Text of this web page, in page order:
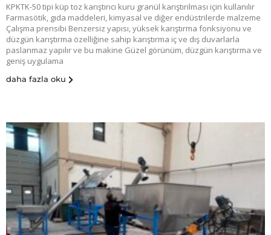
KPKTK-50 tipi küp toz karıştırıcı kuru granül karıştırılması için kullanılır
Farmasötik, gıda maddeleri, kimyasal ve diğer endüstrilerde malzeme
Çalışma prensibi Benzersiz yapısı, yüksek karıştırma fonksiyonu ve
düzgün karıştırma özelliğine sahip karıştırma iç ve dış duvarlarla
paslanmaz yapılır ve bu makine Güzel görünüm, düzgün karıştırma ve
geniş uygulama
daha fazla oku